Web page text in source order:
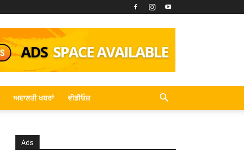
ਅਦਾਲਤੀ ਖਬਰਾਂ ਵੀਡੀਓਜ਼
Ads